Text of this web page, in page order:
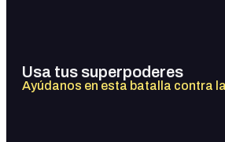
Usa tus superpoderes
Ayúdanos en esta batalla contra